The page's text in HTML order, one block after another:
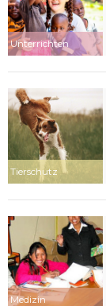
Unterrichten
Tierschutz
Medizin